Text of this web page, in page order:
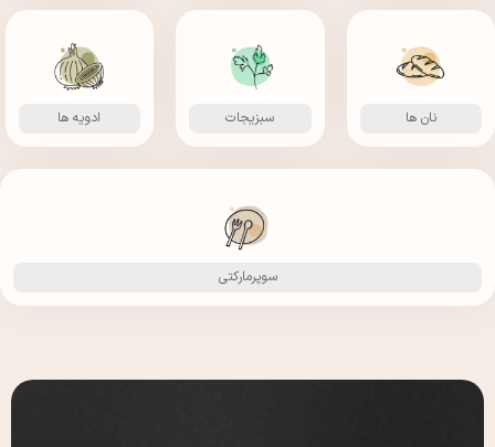
نان ها سبزیجات ادویه ها
سوپرمارکتی